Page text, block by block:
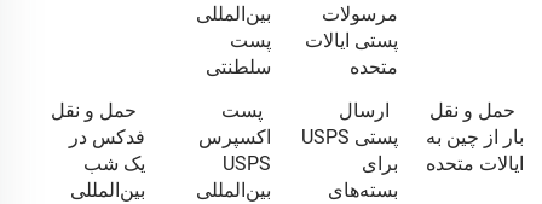
مرسولات
پستی ایالات
متحده
بین‌المللی
پست
سلطنتی
حمل و نقل
بار از چین به
ایالات متحده
ارسال
پستی USPS
برای
بسته‌های
پست
اکسپرس
USPS
بین‌المللی
حمل و نقل
فدکس در
یک شب
بین‌المللی